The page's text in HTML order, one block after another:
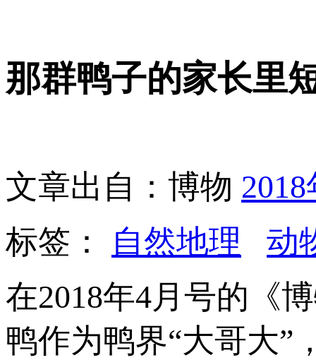
那群鸭子的家长里
文章出自：博物
标签：
自然地理
动
在2018年4月号的《
鸭作为鸭界“大哥大”